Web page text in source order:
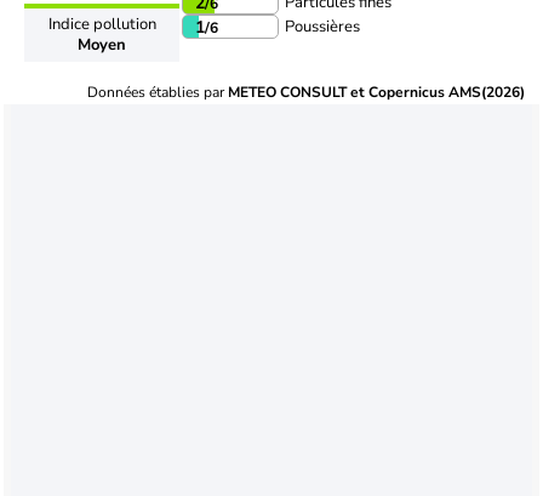
Indice pollution
Moyen
1/6 Poussières
Données établies parMETEO CONSULT et Copernicus AMS(2026)